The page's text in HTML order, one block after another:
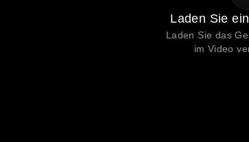
Laden Sie
Laden Sie das
im Video